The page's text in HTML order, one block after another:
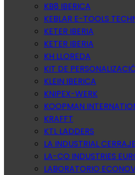
KB8 IBERICA
KEBLAR E-TOOLS
KETER IBERIA
KETER IBERIA
KH LLOREDA
KIT DE
KLEIN IBERICA
KNIPEX-WERK
KOOPMAN
KRAFFT
KTL LADDERS
LA INDUSTRIAL
LA-CO INDUSTRIES
LABORATORIO